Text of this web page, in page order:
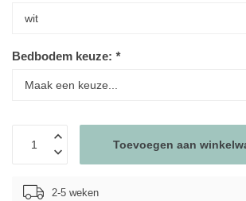
Bedbodem keuze: *
Toevoegen aan
2-5 weken